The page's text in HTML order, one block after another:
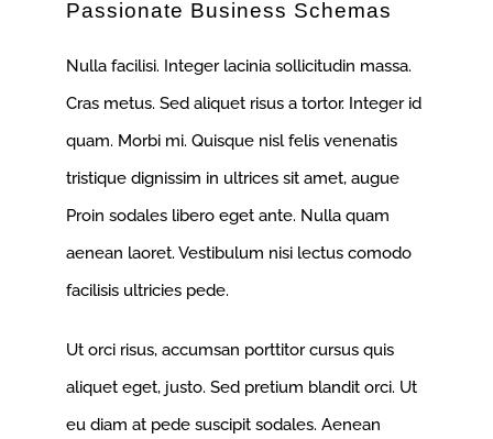
Passionate Business Schemas
Nulla facilisi. Integer lacinia sollicitudin massa.
Cras metus. Sed aliquet risus a tortor. Integer id
quam. Morbi mi. Quisque nisl felis venenatis
tristique dignissim in ultrices sit amet, augue
Proin sodales libero eget ante. Nulla quam
aenean laoret. Vestibulum nisi lectus comodo
facilisis ultricies pede.
Ut orci risus, accumsan porttitor cursus quis
aliquet eget, justo. Sed pretium blandit orci. Ut
eu diam at pede suscipit sodales. Aenean